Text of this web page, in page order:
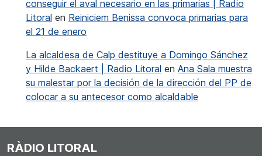
conseguir el aval necesario en las primarias | Radio
Litoral en Reiniciem Benissa convoca primarias para
el 21 de enero
La alcaldesa de Calp destituye a Domingo Sánchez
y Hilde Backaert | Radio Litoral en Ana Sala muestra
su malestar por la decisión de la dirección del PP de
colocar a su antecesor como alcaldable
RÀDIO LITORAL